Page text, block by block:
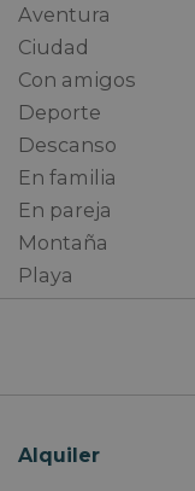
Aventura
Ciudad
Con amigos
Deporte
Descanso
En familia
En pareja
Montaña
Playa
Alquiler